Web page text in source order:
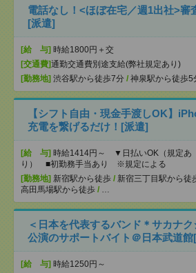
電話なし！<ほぼ在宅／週1出社>審
[派遣]
[給 与] 時給1800円＋交
[交通費]通勤交通費別途支給(弊社規定あり)
[勤務地] 渋谷駅から徒歩7分 / 神泉駅から徒歩5
【シフト自由・現金手渡しOK】
充電を繋げるだけ！[派遣]
[給 与] 時給1414円～ ▼日払いOK（規定あ
り） ■初勤務手当あり ※規定による
[勤務地] 新宿駅から徒歩 / 新宿三丁目駅から徒
高田馬場駅から徒歩 / …
＜日本を代表するバンド＊サカナ
公演のサポートバイト＠日本武道
[給 与] 時給1250円～